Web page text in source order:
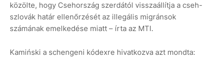
közölte, hogy Csehország szerdától visszaállítja a cseh-
szlovák határ ellenőrzését az illegális migránsok
számának emelkedése miatt – írta az MTI.
Kamiński a schengeni kódexre hivatkozva azt mondta: